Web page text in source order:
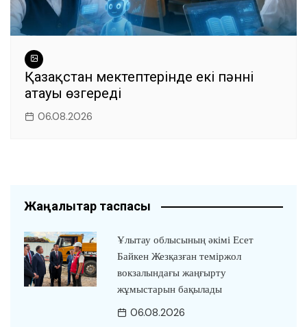
Қазақстан мектептерінде екі пәннің
атауы өзгереді
06.08.2026
Жаңалықтар таспасы
Ұлытау облысының әкімі Есет
Байкен Жезқазған теміржол
вокзалындағы жаңғырту
жұмыстарын бақылады
06.08.2026